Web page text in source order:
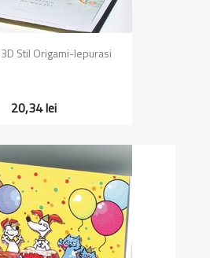
Stil Origami-Iepurasi
20,34 lei